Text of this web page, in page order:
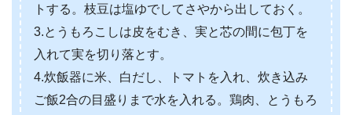
トする。枝豆は塩ゆでしてさやから出しておく。
3.とうもろこしは皮をむき、実と芯の間に包丁を
入れて実を切り落とす。
4.炊飯器に米、白だし、トマトを入れ、炊き込み
ご飯2合の目盛りまで水を入れる。鶏肉、とうもろ